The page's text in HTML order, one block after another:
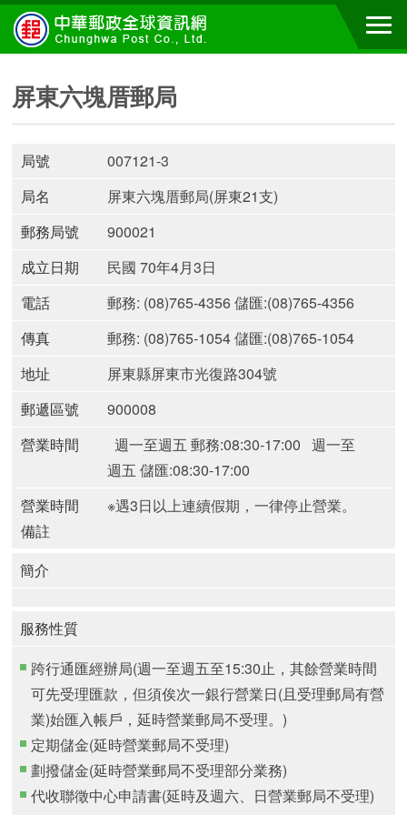
屏東六塊厝郵局
局號
007121-3
局名
屏東六塊厝郵局(屏東21支)
郵務局號
900021
成立日期
民國 70年4月3日
電話
郵務: (08)765-4356 儲匯:(08)765-4356
傳真
郵務: (08)765-1054 儲匯:(08)765-1054
地址
屏東縣屏東市光復路304號
郵遞區號
900008
營業時間
週一至週五 郵務:08:30-17:00 週一至
週五 儲匯:08:30-17:00
營業時間
備註
※遇3日以上連續假期，一律停止營業。
簡介
服務性質
跨行通匯經辦局(週一至週五至15:30止，其餘營業時間
可先受理匯款，但須俟次一銀行營業日(且受理郵局有營
業)始匯入帳戶，延時營業郵局不受理。)
定期儲金(延時營業郵局不受理)
劃撥儲金(延時營業郵局不受理部分業務)
代收聯徵中心申請書(延時及週六、日營業郵局不受理)